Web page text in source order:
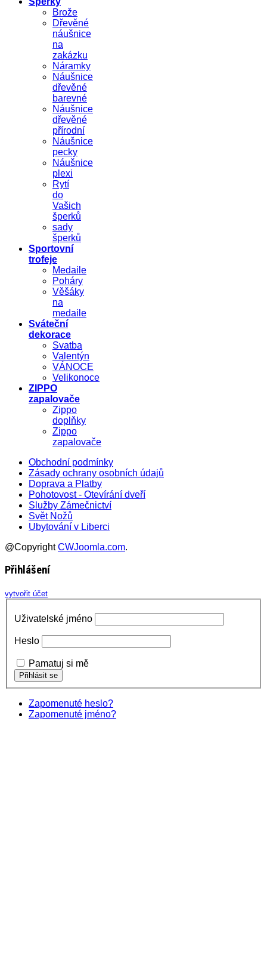
Brože
Dřevěné
náušnice
na
zakázku
Náramky
Náušnice
dřevěné
barevné
Náušnice
dřevěné
přírodní
Náušnice
pecky
Náušnice
plexi
Rytí
do
Vašich
šperků
sady
šperků
Sportovní
trofeje
Medaile
Poháry
Věšáky
na
medaile
Sváteční
dekorace
Svatba
Valentýn
VÁNOCE
Velikonoce
ZIPPO
zapalovače
Zippo
doplňky
Zippo
zapalovače
Obchodní podmínky
Zásady ochrany osobních údajů
Doprava a Platby
Pohotovost - Otevírání dveří
Služby Zámečnictví
Svět Nožů
Ubytování v Liberci
@CopyrightCWJoomla.com.
Přihlášení
vytvořit účet
Uživatelské jméno
Heslo
Pamatuj si mě
Zapomenuté heslo?
Zapomenuté jméno?